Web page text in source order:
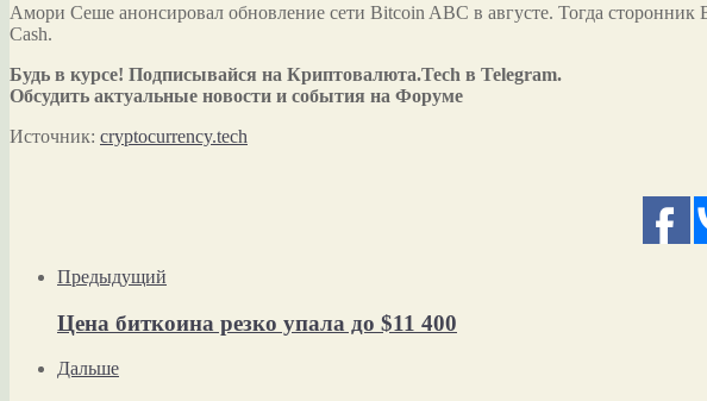
Амори Сеше анонсировал обновление сети Bitcoin ABC в августе. Тогда
Cash.
Будь в курсе! Подписывайся на Криптовалюта.Tech в Telegram.
Обсудить актуальные новости и события на Форуме
Источник: cryptocurrency.tech
Предыдущий
Цена биткоина резко упала до $11 400
Дальше